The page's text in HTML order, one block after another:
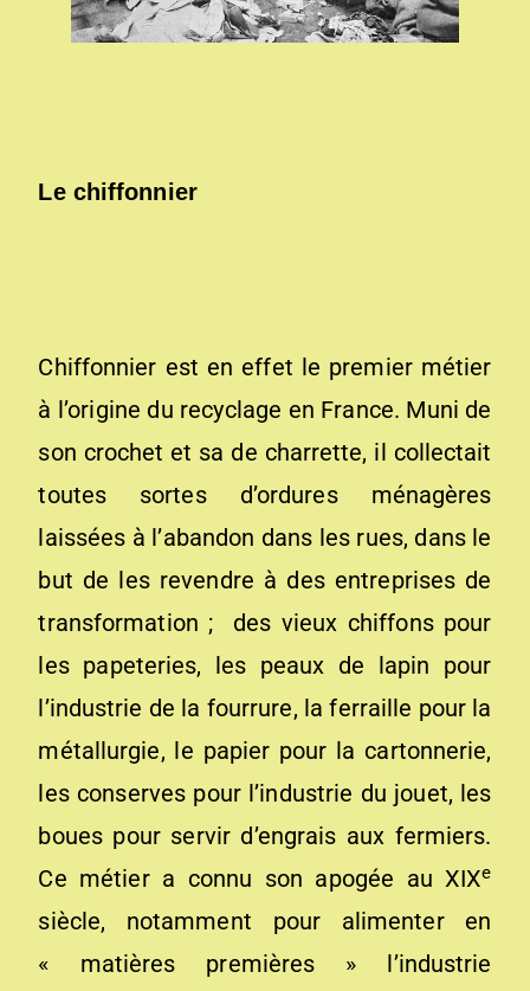
Le chiffonnier
Chiffonnier est en effet le premier métier
à l’origine du recyclage en France. Muni de
son crochet et sa de charrette, il collectait
toutes sortes d’ordures ménagères
laissées à l’abandon dans les rues, dans le
but de les revendre à des entreprises de
transformation ; des vieux chiffons pour
les papeteries, les peaux de lapin pour
l’industrie de la fourrure, la ferraille pour la
métallurgie, le papier pour la cartonnerie,
les conserves pour l’industrie du jouet, les
boues pour servir d’engrais aux fermiers.
Ce métier a connu son apogée au XIXe
siècle, notamment pour alimenter en
« matières premières » l’industrie